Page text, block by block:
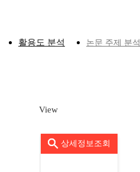
활용도 분석 논문 주제 분석
View
상세정보조회